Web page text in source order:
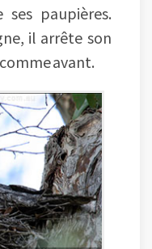
paupières.
il arrête son
avant.